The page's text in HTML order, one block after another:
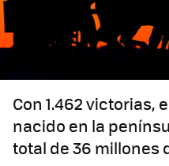
Con 1.462 victorias,
nacido en la
total de 36 millones